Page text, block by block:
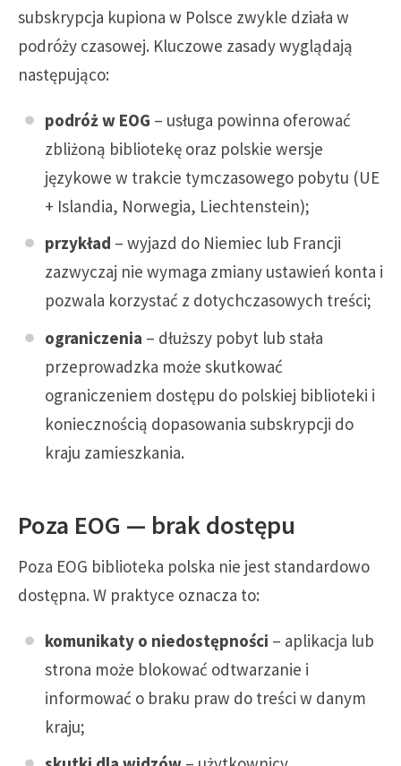
subskrypcja kupiona w Polsce zwykle działa w
podróży czasowej. Kluczowe zasady wyglądają
następująco:
podróż w EOG – usługa powinna oferować
zbliżoną bibliotekę oraz polskie wersje
językowe w trakcie tymczasowego pobytu (UE
+ Islandia, Norwegia, Liechtenstein);
przykład – wyjazd do Niemiec lub Francji
zazwyczaj nie wymaga zmiany ustawień konta i
pozwala korzystać z dotychczasowych treści;
ograniczenia – dłuższy pobyt lub stała
przeprowadzka może skutkować
ograniczeniem dostępu do polskiej biblioteki i
koniecznością dopasowania subskrypcji do
kraju zamieszkania.
Poza EOG — brak dostępu
Poza EOG biblioteka polska nie jest standardowo
dostępna. W praktyce oznacza to:
komunikaty o niedostępności – aplikacja lub
strona może blokować odtwarzanie i
informować o braku praw do treści w danym
kraju;